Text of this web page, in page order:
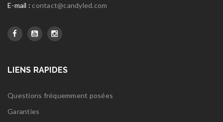
E-mail : contact@candyled.com
LIENS RAPIDES
Questions fréquemment posées
Garanties